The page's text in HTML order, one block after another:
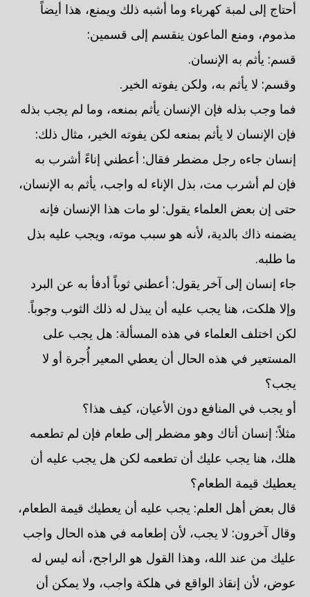
أحتاج إلى لمبة كهرباء وما أشبه ذلك ويمنع، هذا أيضاً
مذموم، ومنع الماعون ينقسم إلى قسمين:
قسم: يأثم به الإنسان.
وقسم: لا يأثم به، ولكن يفوته الخير.
فما وجب بذله فإن الإنسان يأثم بمنعه، وما لم يجب بذله
فإن الإنسان لا يأثم بمنعه لكن يفوته الخير، مثال ذلك:
إنسان جاءه رجل مضطر فقال: أعطني إناءً أشرب به
فإن لم أشرب مت، بذل الإناء له واجب، يأثم به الإنسان،
حتى إن بعض العلماء يقول: لو مات هذا الإنسان فإنه
يضمنه ذاك بالدية، لأنه هو سبب موته، ويجب عليه بذل
ما طلبه.
جاء إنسان إلى آخر يقول: أعطني ثوباً أدفأ به عن البرد
وإلا هلكت، هنا يجب عليه أن يبذل له ذلك الثوب وجوباً.
لكن اختلف العلماء في هذه المسألة: هل يجب على
المستعير في هذه الحال أن يعطي المعير أُجرة أو لا
يجب؟
أو يجب في المنافع دون الأعيان، كيف هذا؟
مثلاً: إنسان أتاك وهو مضطر إلى طعام فإن لم تطعمه
هلك، هنا يجب عليك أن تطعمه لكن هل يجب عليه أن
يعطيك قيمة الطعام؟
قال بعض أهل العلم: يجب عليه أن يعطيك قيمة الطعام،
وقال آخرون: لا يجب، لأن إطعامه في هذه الحال واجب
عليك من عند الله، وهذا القول هو الراجح، أنه ليس له
عوض، لأن إنقاذ الواقع في هلكة واجب، ولا يمكن أن